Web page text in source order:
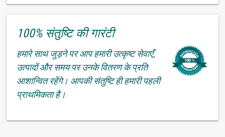
100% संतुष्टि की गारंटी
हमारे साथ जुड़ने पर आप हमारी उत्कृष्ट सेवाएँ,
उत्पादों और समय पर उनके वितरण के प्रति
आशान्वित रहेंगे। आपकी संतुष्टि ही हमारी पहली
प्राथमिकता है।